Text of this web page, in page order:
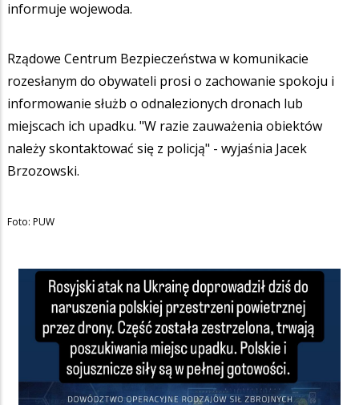
informuje wojewoda.
Rządowe Centrum Bezpieczeństwa w komunikacie
rozesłanym do obywateli prosi o zachowanie spokoju i
informowanie służb o odnalezionych dronach lub
miejscach ich upadku. "W razie zauważenia obiektów
należy skontaktować się z policją" - wyjaśnia Jacek
Brzozowski.
Foto: PUW